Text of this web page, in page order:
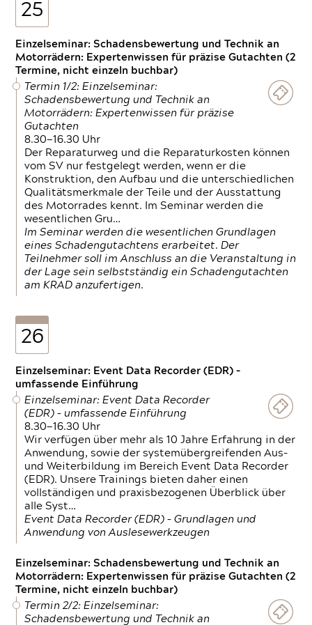
25
Einzelseminar: Schadensbewertung und Technik an
Motorrädern: Expertenwissen für präzise Gutachten (2
Termine, nicht einzeln buchbar)
Termin 1/2: Einzelseminar:
Schadensbewertung und Technik an
Motorrädern: Expertenwissen für präzise
Gutachten
8.30—16.30 Uhr
Der Reparaturweg und die Reparaturkosten können
vom SV nur festgelegt werden, wenn er die
Konstruktion, den Aufbau und die unterschiedlichen
Qualitätsmerkmale der Teile und der Ausstattung
des Motorrades kennt. Im Seminar werden die
wesentlichen Gru…
Im Seminar werden die wesentlichen Grundlagen
eines Schadengutachtens erarbeitet. Der
Teilnehmer soll im Anschluss an die Veranstaltung in
der Lage sein selbstständig ein Schadengutachten
am KRAD anzufertigen.
26
Einzelseminar: Event Data Recorder (EDR) –
umfassende Einführung
Einzelseminar: Event Data Recorder
(EDR) – umfassende Einführung
8.30—16.30 Uhr
Wir verfügen über mehr als 10 Jahre Erfahrung in der
Anwendung, sowie der systemübergreifenden Aus-
und Weiterbildung im Bereich Event Data Recorder
(EDR). Unsere Trainings bieten daher einen
vollständigen und praxisbezogenen Überblick über
alle Syst…
Event Data Recorder (EDR) – Grundlagen und
Anwendung von Auslesewerkzeugen
Einzelseminar: Schadensbewertung und Technik an
Motorrädern: Expertenwissen für präzise Gutachten (2
Termine, nicht einzeln buchbar)
Termin 2/2: Einzelseminar:
Schadensbewertung und Technik an